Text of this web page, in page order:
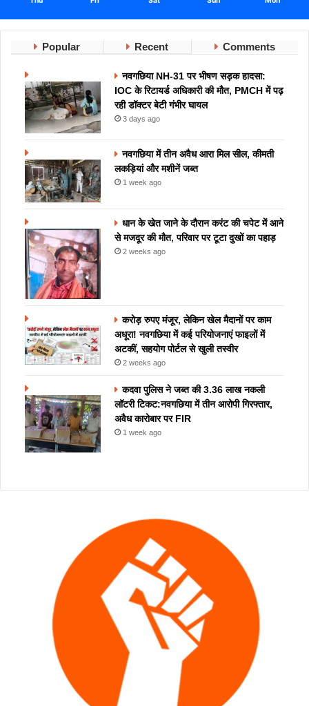
Popular Recent Comments
नवगछिया NH-31 पर भीषण सड़क हादसा:
IOC के रिटायर्ड अधिकारी की मौत, PMCH में पढ़
रही डॉक्टर बेटी गंभीर घायल
3 days ago
नवगछिया में तीन अवैध आरा मिल सील, कीमती
लकड़ियां और मशीनें जब्त
1 week ago
धान के खेत जाने के दौरान करंट की चपेट में आने
से मजदूर की मौत, परिवार पर टूटा दुखों का पहाड़
2 weeks ago
करोड़ रुपए मंजूर, लेकिन खेल मैदानों पर काम
अधूरा! नवगछिया में कई परियोजनाएं फाइलों में
अटकीं, सहयोग पोर्टल से खुली तस्वीर
2 weeks ago
कदवा पुलिस ने जब्त की 3.36 लाख नकली
लॉटरी टिकट:नवगछिया में तीन आरोपी गिरफ्तार,
अवैध कारोबार पर FIR
1 week ago